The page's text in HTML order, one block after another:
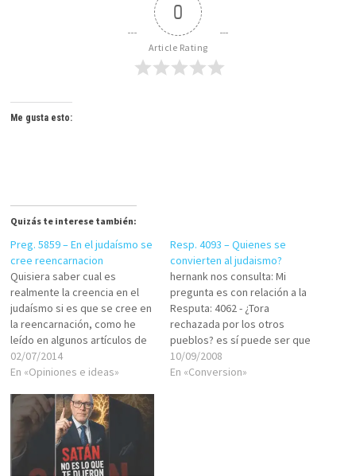
0
Article Rating
Me gusta esto:
Quizás te interese también:
Preg. 5859 – En el judaísmo se
cree reencarnacion
Quisiera saber cual es
realmente la creencia en el
judaísmo si es que se cree en
la reencarnación, como he
leído en algunos artículos de
cabala. si es posible me
puedan explicar por favor y si
carmen valdivia 58, oficinista
santiago chile Shalom. Su
pregunta…
02/07/2014
En «Opiniones e ideas»
Resp. 4093 – Quienes se
convierten al judaismo?
hernank nos consulta: Mi
pregunta es con relación a la
Resputa: 4062 - ¿Tora
rechazada por los otros
pueblos? es sí puede ser que
las personas que hoy quieren
convertirse al judaísmo
10/09/2008
En «Conversion»